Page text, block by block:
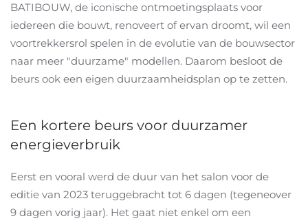
BATIBOUW, de iconische ontmoetingsplaats voor
iedereen die bouwt, renoveert of ervan droomt, wil een
voortrekkersrol spelen in de evolutie van de bouwsector
naar meer "duurzame" modellen. Daarom besloot de
beurs ook een eigen duurzaamheidsplan op te zetten.
Een kortere beurs voor duurzamer
energieverbruik
Eerst en vooral werd de duur van het salon voor de
editie van 2023 teruggebracht tot 6 dagen (tegeneover
9 dagen vorig jaar). Het gaat niet enkel om een